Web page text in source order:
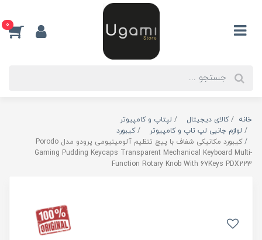
0
خانه کالای دیجیتال
لپتاپ و کامپیوتر
لوازم جانبی لپ تاپ و کامپیوتر
کیبورد
کیبورد مکانیکی شفاف با پیچ تنظیم آلومینیومی پرودو مدل Porodo
Gaming Pudding Keycaps Transparent Mechanical Keyboard Multi-
Function Rotary Knob With 67Keys PDX223